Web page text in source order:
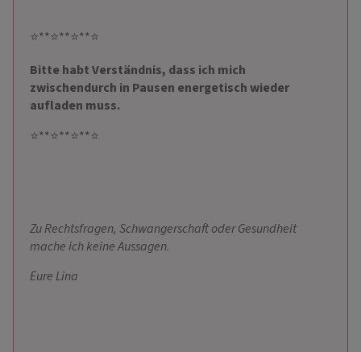
⭐**⭐**⭐**⭐
Bitte habt Verständnis, dass ich mich
zwischendurch in Pausen energetisch wieder
aufladen muss.
⭐**⭐**⭐**⭐
Zu Rechtsfragen, Schwangerschaft oder Gesundheit
mache ich keine Aussagen.
Eure Lina